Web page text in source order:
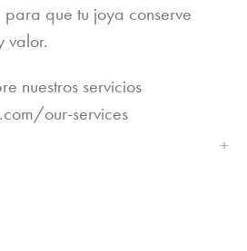
para que tu joya conserve
valor.
nuestros servicios
our-services